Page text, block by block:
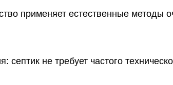
применяет естественные методы
септик не требует частого